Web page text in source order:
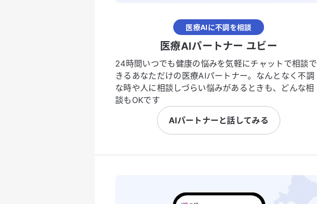
医療AIに不調を相談
医療AIパートナー ユビー
24時間いつでも健康の悩みを気軽にチャットで相談で
きるあなただけの医療AIパートナー。なんとなく不調
な時や人に相談しづらい悩みがあるときも、どんな相
談もOKです
AIパートナーと話してみる